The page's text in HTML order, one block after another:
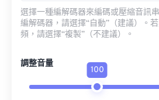
選擇一種編解碼器來編碼或壓縮音訊
編解碼器，請選擇“自動”（建議）。
頻，請選擇“複製”（不建議）。
調整音量
100